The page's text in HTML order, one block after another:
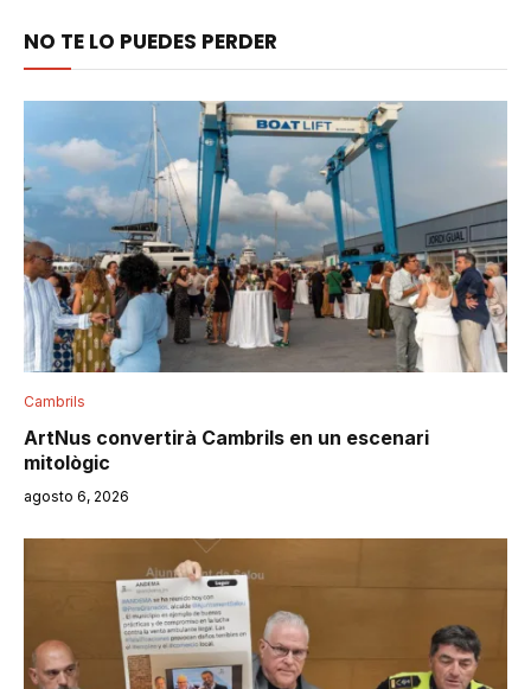
NO TE LO PUEDES PERDER
Cambrils
ArtNus convertirà Cambrils en un escenari
mitològic
agosto 6, 2026